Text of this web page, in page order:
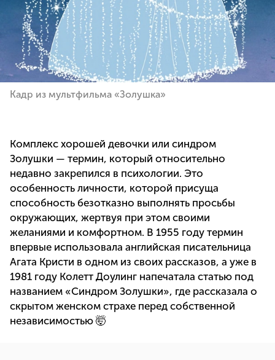
Кадр из мультфильма «Золушка»
Комплекс хорошей девочки или синдром
Золушки — термин, который относительно
недавно закрепился в психологии. Это
особенность личности, которой присуща
способность безотказно выполнять просьбы
окружающих, жертвуя при этом своими
желаниями и комфортном. В 1955 году термин
впервые использовала английская писательница
Агата Кристи в одном из своих рассказов, а уже в
1981 году Колетт Доулинг напечатала статью под
названием «Синдром Золушки», где рассказала о
скрытом женском страхе перед собственной
независимостью 🤯